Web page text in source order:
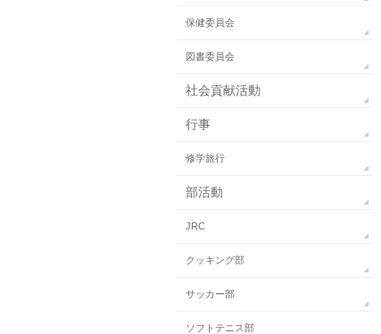
保健委員会
図書委員会
社会貢献活動
行事
修学旅行
部活動
JRC
クッキング部
サッカー部
ソフトテニス部